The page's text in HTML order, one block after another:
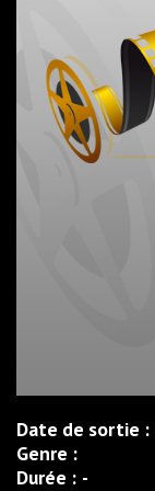
Date de sortie :
Genre :
Durée : -